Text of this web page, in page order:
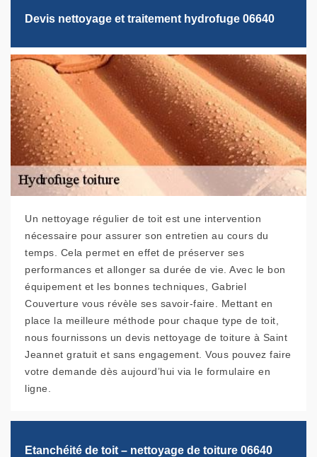
Devis nettoyage et traitement hydrofuge 06640
Un nettoyage régulier de toit est une intervention
nécessaire pour assurer son entretien au cours du
temps. Cela permet en effet de préserver ses
performances et allonger sa durée de vie. Avec le bon
équipement et les bonnes techniques, Gabriel
Couverture vous révèle ses savoir-faire. Mettant en
place la meilleure méthode pour chaque type de toit,
nous fournissons un devis nettoyage de toiture à Saint
Jeannet gratuit et sans engagement. Vous pouvez faire
votre demande dès aujourd’hui via le formulaire en
ligne.
Etanchéité de toit – nettoyage de toiture 06640